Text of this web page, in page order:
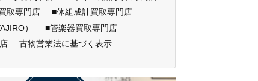
取専門店
■体組成計買取専門店
）
■管楽器買取専門店
古物営業法に基づく表示